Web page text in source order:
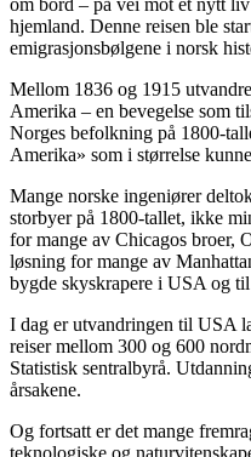
hjemland. Denne reisen ble
emigrasjonsbølgene i norsk
Mellom 1836 og 1915
Amerika – en bevegelse som
Norges befolkning på 1800-
Amerika» som i størrelse
Mange norske ingeniører
storbyer på 1800-tallet, ikke
for mange av Chicagos broer,
løsning for mange av
bygde skyskrapere i USA og
I dag er utvandringen til USA
reiser mellom 300 og 600
Statistisk sentralbyrå.
årsakene.
Og fortsatt er det mange
teknologiske og